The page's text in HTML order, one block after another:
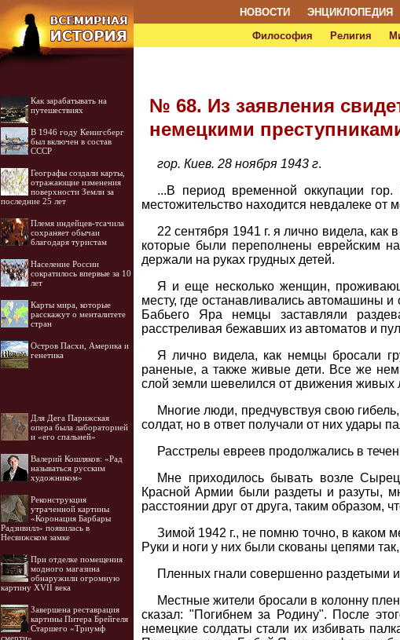
НОВОСТИ ЭНЦИКЛОПЕДИЯ
Философия
Религия
Как зарабатывать на
путешествиях
В 1946 году Кенигсберг
был включен в состав
СССР
Географы создали карты,
отражающие изменения
поверхности Земли за
последние 25 лет
Племя индейцев-тсачила
сохраняет обычаи
благодаря туристам
Население России
сократилось впервые за 10
лет
Карты мира, которые
расскажут о менталитете
стран
Остров Пасхи, Америка и
генетика
Для Дега Парижская
опера была лабораторией
и «его спальней»
Валерий Кошляков: «Рад
называться русским
художником»
Реконструкция
утраченной картины
«Коронация Барбары
Радзивилл» появилась в
Несвижском замке
При отделке помещения
модного магазина
обнаружили огромную
картину XVII века
Завершена реставрация
картины Питера Брейгеля
Старшего «Триумф
смерти»
№ 68. Из заявления
немецкими
гор. Киев. 28 ноября 1943 г.
...В период временной оккупации
местожительство находится невдалеке
22 сентября 1941 г. я лично видела,
которые были переполнены еврейским
держали на руках грудных детей.
Я и еще несколько женщин,
месту, где останавливались автомашины
Бабьего Яра немцы заставляли
расстреливая бежавших из автоматов и
Я лично видела, как немцы бросали
раненые, а также живые дети. Все же
слой земли шевелился от движения живых
Многие люди, предчувствуя свою
солдат, но в ответ получали от них удары
Расстрелы евреев продолжались в
Мне приходилось бывать возле
Красной Армии были раздеты и разуты,
расстоянии друг от друга, таким образом,
Зимой 1942 г., не помню точно, в каком
Руки и ноги у них были скованы цепями
Пленных гнали совершенно раздетыми
Местные жители бросали в колонну
сказал: "Погибнем за Родину". После
немецкие солдаты стали их избивать